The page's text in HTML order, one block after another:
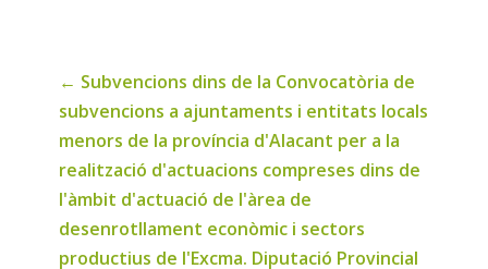
← Subvencions dins de la Convocatòria de
subvencions a ajuntaments i entitats locals
menors de la província d'Alacant per a la
realització d'actuacions compreses dins de
l'àmbit d'actuació de l'àrea de
desenrotllament econòmic i sectors
productius de l'Excma. Diputació Provincial